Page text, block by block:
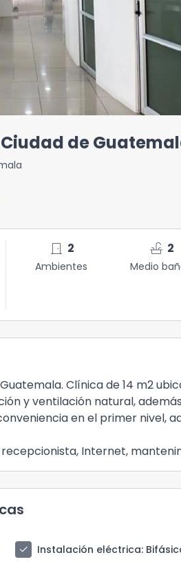
de
door_front 2
Ambientes
faucet 2
Medio
Clínica de 14 m2
y ventilación natural,
en el primer nivel,
Internet,
check Instalación eléctrica: